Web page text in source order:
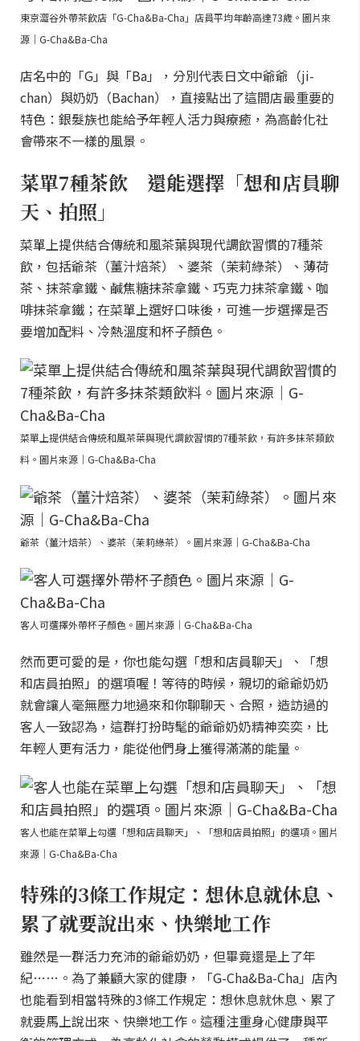
東京澀谷外帶茶飲店「G-Cha&Ba-Cha」店員平均年齡高達73歲。圖片來
源｜G-Cha&Ba-Cha
店名中的「G」與「Ba」，分別代表日文中爺爺（ji-
chan）與奶奶（Bachan），直接點出了這間店最重要的
特色：銀髮族也能給予年輕人活力與療癒，為高齡化社
會帶來不一樣的風景。
菜單7種茶飲 還能選擇「想和店員聊
天、拍照」
菜單上提供結合傳統和風茶葉與現代調飲習慣的7種茶
飲，包括爺茶（薑汁焙茶）、婆茶（茉莉綠茶）、薄荷
茶、抹茶拿鐵、鹹焦糖抹茶拿鐵、巧克力抹茶拿鐵、咖
啡抹茶拿鐵；在菜單上選好口味後，可進一步選擇是否
要增加配料、冷熱溫度和杯子顏色。
菜單上提供結合傳統和風茶葉與現代調飲習慣的7種茶飲，有許多抹茶類飲
料。圖片來源｜G-Cha&Ba-Cha
爺茶（薑汁焙茶）、婆茶（茉莉綠茶）。圖片來源｜G-Cha&Ba-Cha
客人可選擇外帶杯子顏色。圖片來源｜G-Cha&Ba-Cha
然而更可愛的是，你也能勾選「想和店員聊天」、「想
和店員拍照」的選項喔！等待的時候，親切的爺爺奶奶
就會讓人毫無壓力地過來和你聊聊天、合照，造訪過的
客人一致認為，這群打扮時髦的爺爺奶奶精神奕奕，比
年輕人更有活力，能從他們身上獲得滿滿的能量。
客人也能在菜單上勾選「想和店員聊天」、「想和店員拍照」的選項。圖片
來源｜G-Cha&Ba-Cha
特殊的3條工作規定：想休息就休息、
累了就要說出來、快樂地工作
雖然是一群活力充沛的爺爺奶奶，但畢竟還是上了年
紀……。為了兼顧大家的健康，「G-Cha&Ba-Cha」店內
也能看到相當特殊的3條工作規定：想休息就休息、累了
就要馬上說出來、快樂地工作。這種注重身心健康與平